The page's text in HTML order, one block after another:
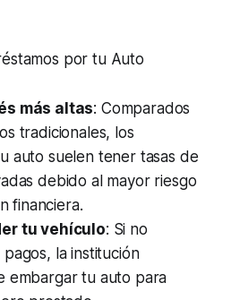
por tu Auto
más altas: Comparados
tradicionales, los
auto suelen tener tasas de
debido al mayor riesgo
financiera.
tu vehículo: Si no
la institución
embargar tu auto para